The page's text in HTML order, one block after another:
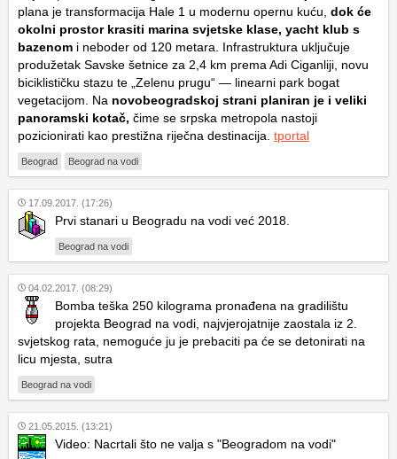
plana je transformacija Hale 1 u modernu opernu kuću, dok će
okolni prostor krasiti marina svjetske klase, yacht klub s
bazenom i neboder od 120 metara. Infrastruktura uključuje
produžetak Savske šetnice za 2,4 km prema Adi Ciganliji, novu
biciklističku stazu te „Zelenu prugu“ — linearni park bogat
vegetacijom. Na novobeogradskoj strani planiran je i veliki
panoramski kotač, čime se srpska metropola nastoji
pozicionirati kao prestižna riječna destinacija. tportal
Beograd Beograd na vodi
17.09.2017. (17:26)
Prvi stanari u Beogradu na vodi već 2018.
Beograd na vodi
04.02.2017. (08:29)
Bomba teška 250 kilograma pronađena na gradilištu
projekta Beograd na vodi, najvjerojatnije zaostala iz 2.
svjetskog rata, nemoguće ju je prebaciti pa će se detonirati na
licu mjesta, sutra
Beograd na vodi
21.05.2015. (13:21)
Video: Nacrtali što ne valja s "Beogradom na vodi"